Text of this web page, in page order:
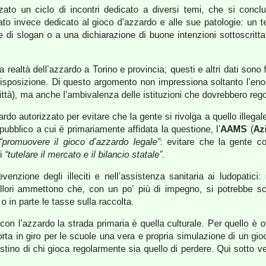
un ciclo di incontri dedicato a diversi temi, che si
invece dedicato al gioco d’azzardo e alle sue patologie: un
slogan o a una dichiarazione di buone intenzioni
realtà dell’azzardo a Torino e provincia; questi e altri dati
Di questo argomento non impressiona soltanto
ma anche l’ambivalenza delle istituzioni che dovrebbero
autorizzato per evitare che la gente si rivolga a quello
a cui è primariamente affidata la questione, l’AAMS (
il gioco d’azzardo legale”: evitare che la gente
“tutelare il mercato e il bilancio statale”.
degli illeciti e nell’assistenza sanitaria ai
ammettono che, con un po’ più di impegno, si potrebbe
in parte le tasse sulla raccolta.
l’azzardo la strada primaria è quella culturale. Per quello è
in giro per le scuole una vera e propria simulazione di un
di chi gioca regolarmente sia quello di perdere. Qui sotto